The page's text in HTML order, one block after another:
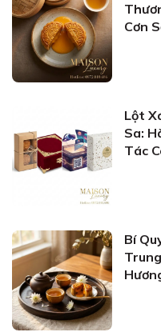
Cơn
Lột
Sa:
Tác
Bí